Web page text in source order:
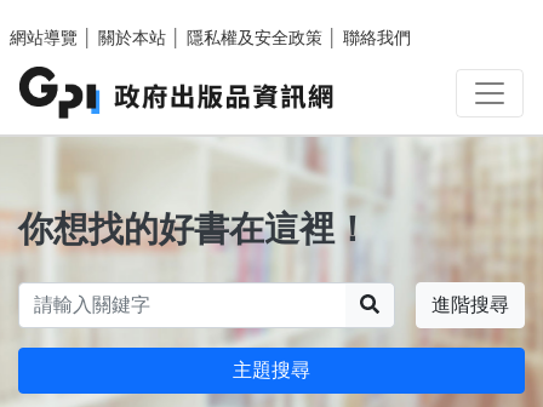
網站導覽
關於本站 隱私權及安全政策 聯絡我們
你想找的好書在這裡！
進階搜尋
主題搜尋